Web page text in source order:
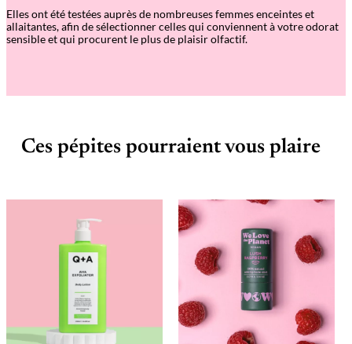
Elles ont été testées auprès de nombreuses femmes enceintes et
allaitantes, afin de sélectionner celles qui conviennent à votre odorat
sensible et qui procurent le plus de plaisir olfactif.
Ces pépites pourraient vous plaire